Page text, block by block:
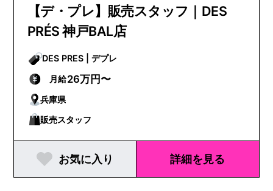
【デ・プレ】販売スタッフ｜DES
PRÉS 神戸BAL店
DES PRES | デプレ
月給26万円〜
兵庫県
販売スタッフ
お気に入り 詳細を見る